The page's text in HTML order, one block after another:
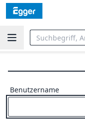
Benutzername